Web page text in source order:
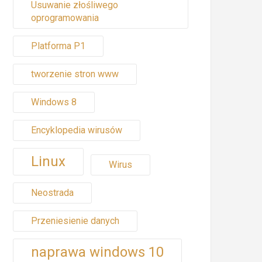
Usuwanie złośliwego
oprogramowania
Platforma P1
tworzenie stron www
Windows 8
Encyklopedia wirusów
Linux Wirus
Neostrada
Przeniesienie danych
naprawa windows 10